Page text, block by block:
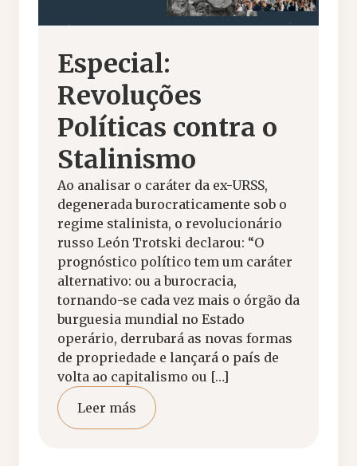
Especial:
Revoluções
Políticas contra o
Stalinismo
Ao analisar o caráter da ex-URSS,
degenerada burocraticamente sob o
regime stalinista, o revolucionário
russo León Trotski declarou: “O
prognóstico político tem um caráter
alternativo: ou a burocracia,
tornando-se cada vez mais o órgão da
burguesia mundial no Estado
operário, derrubará as novas formas
de propriedade e lançará o país de
volta ao capitalismo ou […]
Leer más